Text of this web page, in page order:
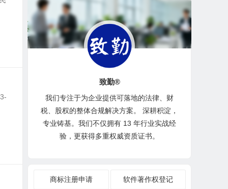
致勤®
我们专注于为企业提供可落地的法律、财
税、股权的整体合规解决方案。 深耕积淀，
专业铸基。我们不仅拥有 13 年行业实战经
验，更获得多重权威资质证书。
商标注册申请 软件著作权登记